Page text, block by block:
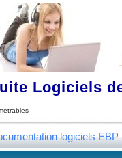
Logiciels
logiciels EBP